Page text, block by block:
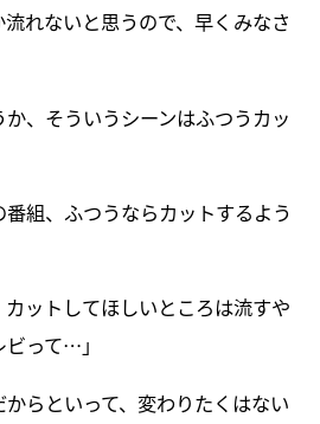
れないと思うので、早くみなさ
、そういうシーンはふつうカッ
組、ふつうならカットするよう
ットしてほしいところは流すや
って…」
らといって、変わりたくはない